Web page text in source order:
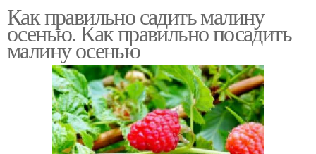
Как правильно садить малину
осенью. Как правильно посадить
малину осенью